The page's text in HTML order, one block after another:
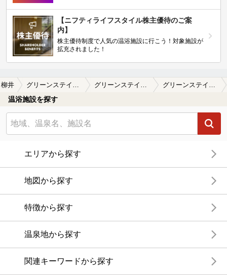
【ニフティライフスタイル株主優待のご案
内】
株主優待制度で人気の温浴施設に行こう！対象施設が
拡充されました！
柳井 グリーンステイながうら(旧 久賀の潮風呂 保養館) グリーンステイながうら(旧 久賀の潮風呂 保養館)の口コミ一覧 グリーンステイながうら(旧 久賀の潮風呂 保養館)の口コミ 大島ならここへ必ず寄って帰ります。…
温浴施設を探す
エリアから探す
地図から探す
特徴から探す
温泉地から探す
関連キーワードから探す